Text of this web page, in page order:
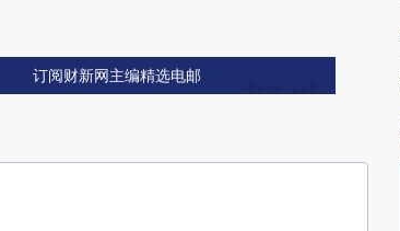
订阅财新网主编精选电邮